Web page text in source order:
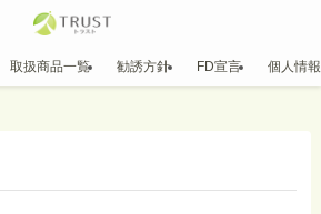
取扱商品一覧 勧誘方針 FD宣言 個人情